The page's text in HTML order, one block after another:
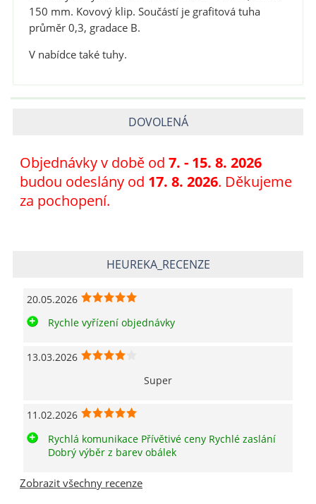
150 mm. Kovový klip. Součástí je grafitová tuha
průměr 0,3, gradace B.
V nabídce také tuhy.
DOVOLENÁ
Objednávky v době od 7. - 15. 8. 2026
budou odeslány od 17. 8. 2026. Děkujeme
za pochopení.
HEUREKA_RECENZE
20.05.2026
Rychle vyřízení objednávky
13.03.2026
Super
11.02.2026
Rychlá komunikace Přívětivé ceny Rychlé zaslání
Dobrý výběr z barev obálek
Zobrazit všechny recenze